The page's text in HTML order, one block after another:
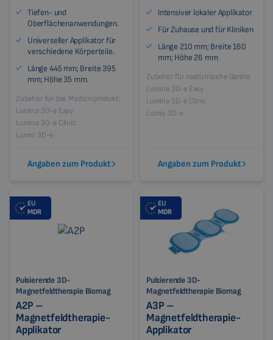
Tiefen- und
Oberflächenanwendungen.
Universeller Applikator für
verschiedene Körperteile.
Länge 445 mm; Breite 395
mm; Höhe 35 mm.
Zubehör für das Medizinprodukt:
Lumina 3D-e Easy
Lumina 3D-e Clinic
Lumio 3D-e
Angaben zum Produkt
Intensiver lokaler Applikator
Für Zuhause und für Kliniken
Länge 210 mm; Breite 160
mm; Höhe 26 mm
Zubehör für medizinische Geräte:
Lumina 3D-e Easy
Lumina 3D-e Clinic
Lumio 3D-e
Angaben zum Produkt
EU
MDR
Pulsierende 3D-
Magnetfeldtherapie Biomag
A2P –
Magnetfeldtherapie-
Applikator
EU
MDR
Pulsierende 3D-
Magnetfeldtherapie Biomag
A3P –
Magnetfeldtherapie-
Applikator